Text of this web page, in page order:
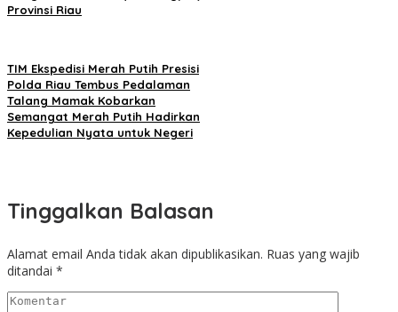
Provinsi Riau
TIM Ekspedisi Merah Putih Presisi
Polda Riau Tembus Pedalaman
Talang Mamak Kobarkan
Semangat Merah Putih Hadirkan
Kepedulian Nyata untuk Negeri
Tinggalkan Balasan
Alamat email Anda tidak akan dipublikasikan. Ruas yang wajib
ditandai *